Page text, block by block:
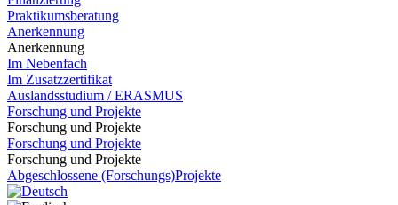
Praktikumsberatung
Anerkennung
Anerkennung
Im Nebenfach
Im Zusatzzertifikat
Auslandsstudium / ERASMUS
Forschung und Projekte
Forschung und Projekte
Forschung und Projekte
Forschung und Projekte
Abgeschlossene (Forschungs)Projekte